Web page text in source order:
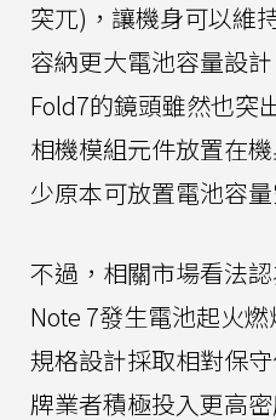
突兀)，讓機身可以維
容納更大電池容量設
Fold7的鏡頭雖然也突
相機模組元件放置在
少原本可放置電池容量
不過，相關市場看法
Note 7發生電池起火
規格設計採取相對保
牌業者積極投入更高